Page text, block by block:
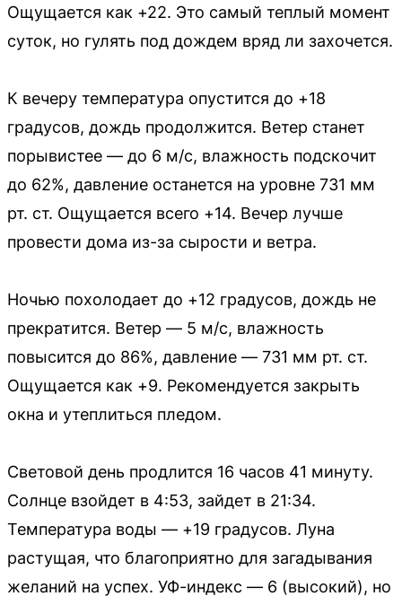
Ощущается как +22. Это самый теплый момент
суток, но гулять под дождем вряд ли захочется.
К вечеру температура опустится до +18
градусов, дождь продолжится. Ветер станет
порывистее — до 6 м/с, влажность подскочит
до 62%, давление останется на уровне 731 мм
рт. ст. Ощущается всего +14. Вечер лучше
провести дома из-за сырости и ветра.
Ночью похолодает до +12 градусов, дождь не
прекратится. Ветер — 5 м/с, влажность
повысится до 86%, давление — 731 мм рт. ст.
Ощущается как +9. Рекомендуется закрыть
окна и утеплиться пледом.
Световой день продлится 16 часов 41 минуту.
Солнце взойдет в 4:53, зайдет в 21:34.
Температура воды — +19 градусов. Луна
растущая, что благоприятно для загадывания
желаний на успех. УФ-индекс — 6 (высокий), но